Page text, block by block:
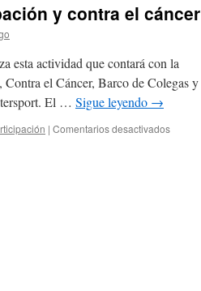
y contra el cáncer
esta actividad que contará con la
el Cáncer, Barco de Colegas y
El … Sigue leyendo →
| Comentarios desactivadosen